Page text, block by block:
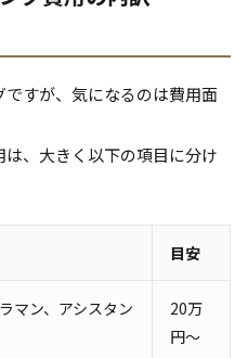
すが、気になるのは費用面
、大きく以下の項目に分け
目安
マン、アシスタン
20万
円～